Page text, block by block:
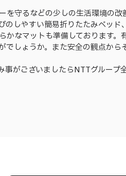
を守るなどの少しの生活環境の改
のしやすい簡易折りたたみベッ
かなマットも準備しております。
でしょうか。また安全の観点か
事がございましたらNTTグループ